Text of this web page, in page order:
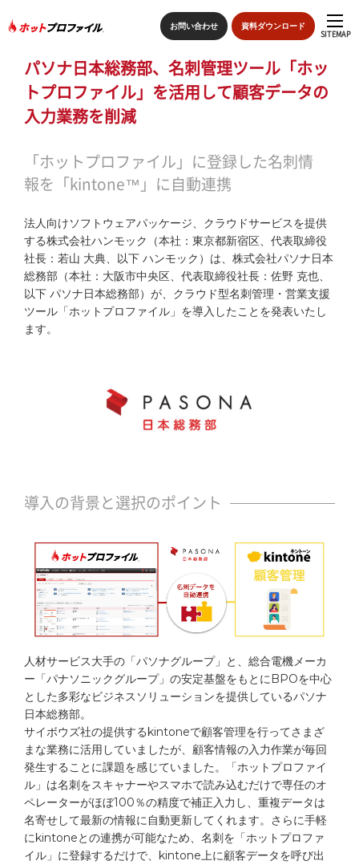
お問い合わせ 資料ダウンロード
SITEMAP
sitemap
トップページ
特長
導入の流れ
導入事例
価格
お役立ち資料
営業支援コラム
セキュリティ
稼働環境
メールマガジン
連携サービス
資料ダウンロード 無料トライアル
Webから問い合わせる
パソナ日本総務部、名刺管理ツール「ホッ
トプロファイル」を活用して顧客データの
入力業務を削減
「ホットプロファイル」に登録した名刺情
報を「kintone™」に自動連携
法人向けソフトウェアパッケージ、クラウドサービスを提供
する株式会社ハンモック（本社：東京都新宿区、代表取締役
社長：若山 大典、以下 ハンモック）は、株式会社パソナ日本
総務部（本社：大阪市中央区、代表取締役社長：佐野 克也、
以下 パソナ日本総務部）が、クラウド型名刺管理・営業支援
ツール「ホットプロファイル」を導入したことを発表いたし
ます。
導入の背景と選択のポイント
人材サービス大手の「パソナグループ」と、総合電機メーカ
ー「パナソニックグループ」の安定基盤をもとにBPOを中心
とした多彩なビジネスソリューションを提供しているパソナ
日本総務部。
サイボウズ社の提供するkintoneで顧客管理を行ってさまざ
まな業務に活用していましたが、顧客情報の入力作業が毎回
発生することに課題を感じていました。「ホットプロファイ
ル」は名刺をスキャナーやスマホで読み込むだけで専任のオ
ペレーターがほぼ100％の精度で補正入力し、重複データは
名寄せして最新の情報に自動更新してくれます。さらに手軽
にkintoneとの連携が可能なため、名刺を「ホットプロファ
イル」に登録するだけで、kintone上に顧客データを呼び出